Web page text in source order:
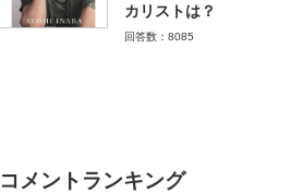
カリストは？
回答数：8085
コメントランキング